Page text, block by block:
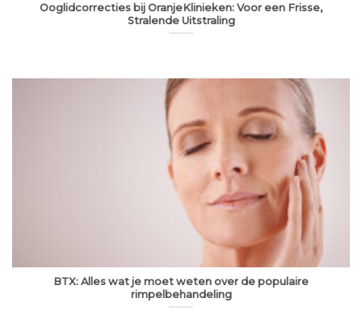
Ooglidcorrecties bij OranjeKlinieken: Voor een Frisse,
Stralende Uitstraling
BTX: Alles wat je moet weten over de populaire
rimpelbehandeling